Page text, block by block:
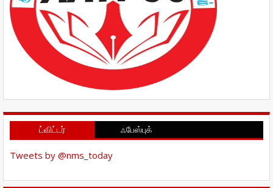
ட்விட்டர் ஃபேஸ்புக்
Tweets by @nms_today